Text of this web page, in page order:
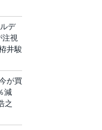
デ
注視
井駿
が買
減
之